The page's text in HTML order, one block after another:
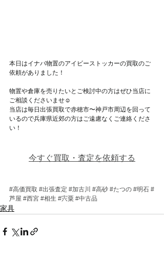
本日はイナバ物置のアイビーストッカーの買取のご
依頼がありました！
物置や倉庫を売りたいとご検討中の方はぜひ当店に
ご相談くださいませ☺
当店は毎日出張買取で赤穂市〜神戸市周辺を回って
いるので兵庫県近郊の方はご遠慮なくご連絡くださ
い！
今すぐ買取・査定を依頼する
#高価買取 #出張査定 #加古川 #高砂 #たつの #明石 #
芦屋 #西宮 #相生 #宍粟 #中古品
家具